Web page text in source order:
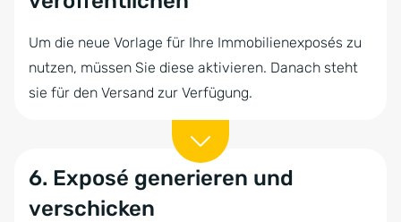
Um die neue Vorlage für Ihre Immobilienexposés zu
nutzen, müssen Sie diese aktivieren. Danach steht
sie für den Versand zur Verfügung.
6. Exposé generieren und
verschicken